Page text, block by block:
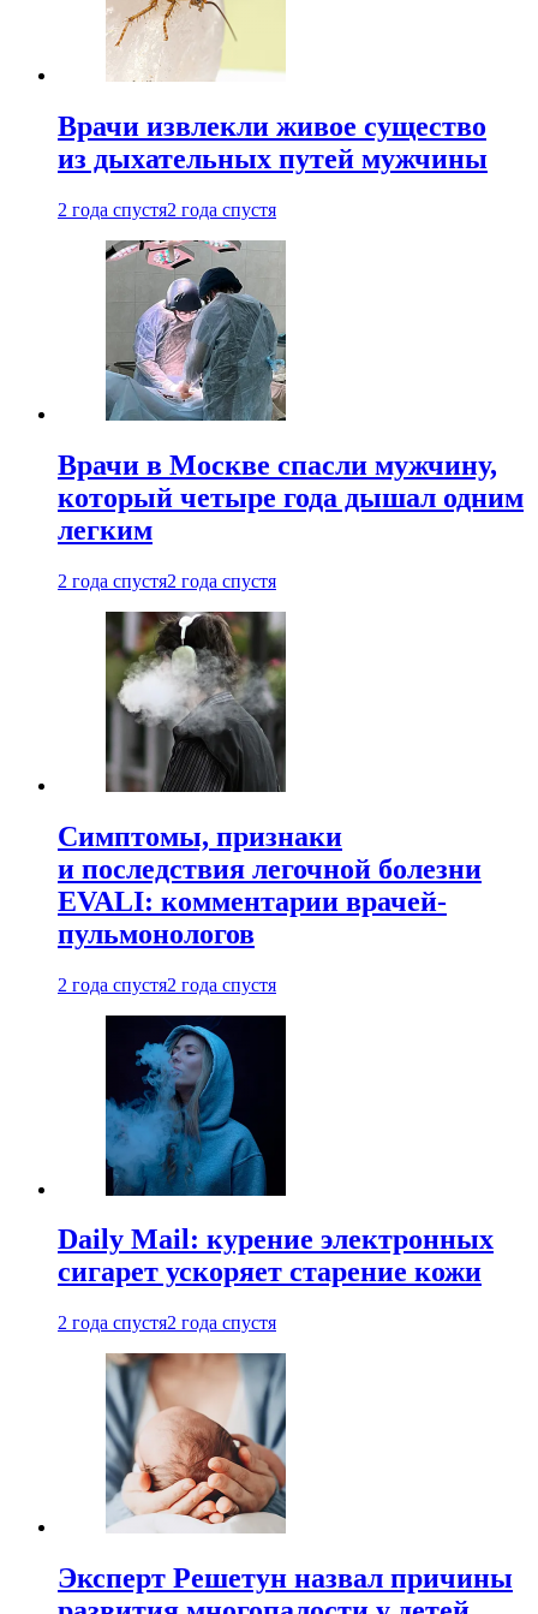
Врачи извлекли живое существо
из дыхательных путей мужчины
2 года спустя2 года спустя
Врачи в Москве спасли мужчину,
который четыре года дышал одним
легким
2 года спустя2 года спустя
Симптомы, признаки
и последствия легочной болезни
EVALI: комментарии врачей-
пульмонологов
2 года спустя2 года спустя
Daily Mail: курение электронных
сигарет ускоряет старение кожи
2 года спустя2 года спустя
Эксперт Решетун назвал причины